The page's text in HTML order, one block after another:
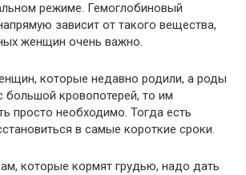
режиме. Гемоглобиновый
зависит от такого вещества,
женщин очень важно.
которые недавно родили, а роды
большой кровопотерей, то им
просто необходимо. Тогда есть
в самые короткие сроки.
которые кормят грудью, надо дать